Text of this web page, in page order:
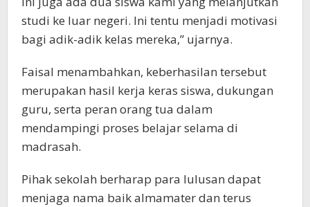
studi ke luar negeri. Ini tentu menjadi motivasi
bagi adik-adik kelas mereka,” ujarnya.
Faisal menambahkan, keberhasilan tersebut
merupakan hasil kerja keras siswa, dukungan
guru, serta peran orang tua dalam
mendampingi proses belajar selama di
madrasah.
Pihak sekolah berharap para lulusan dapat
menjaga nama baik almamater dan terus